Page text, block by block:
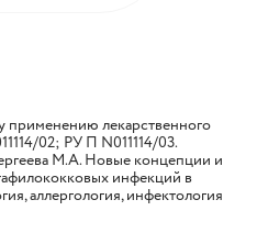
лекарственного
02; РУ П N011114/03.
М.А. Новые концепции и
инфекций в
аллергология, инфектология